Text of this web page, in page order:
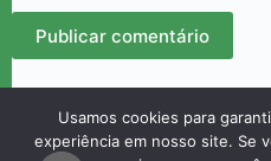
Publicar comentário
Página inicial
Usamos cookies para
experiência em nosso site. Se